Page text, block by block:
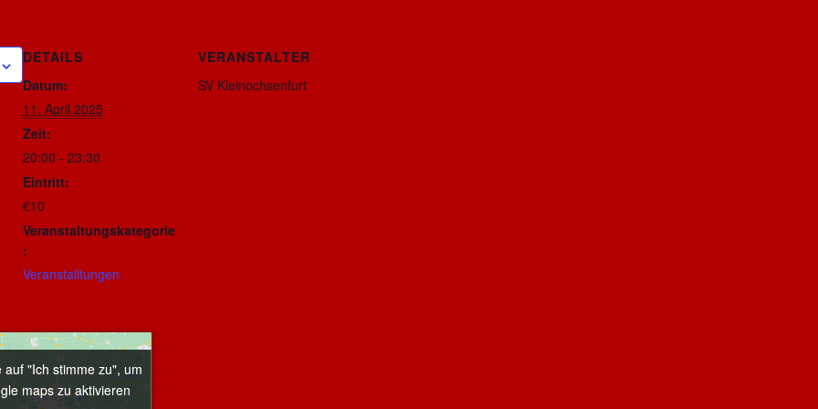
DETAILS
Datum:
11. April 2025
Zeit:
20:00 - 23:30
Eintritt:
€10
Veranstaltungskategorie
:
Veranstalltungen
VERANSTALTER
SV Kleinochsenfurt
auf "Ich stimme zu", um
maps zu aktivieren
auf "Ich stimme zu", um
maps zu aktivieren